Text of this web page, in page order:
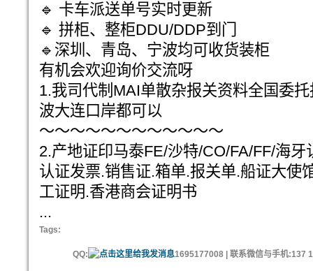
🔹 卡车派送单号实时更新
🔹 拼柜、整柜DDU/DDP到门
🔹深圳、青岛、宁波均可收货装柜
有机会欢迎询价交流呀
1.我司代制MAI单散杂报关资料全国委
波大连口岸都可以
～～～～～～～～～～～～
2.产地证印马泰FE/沙特/CO/FA/FF/海牙
认证发票.销售证.箱单.报关单.船证大使
工证明.香港商会证明书
...
Tags:
QQ: 1695177008 | 联系微信与手机:137